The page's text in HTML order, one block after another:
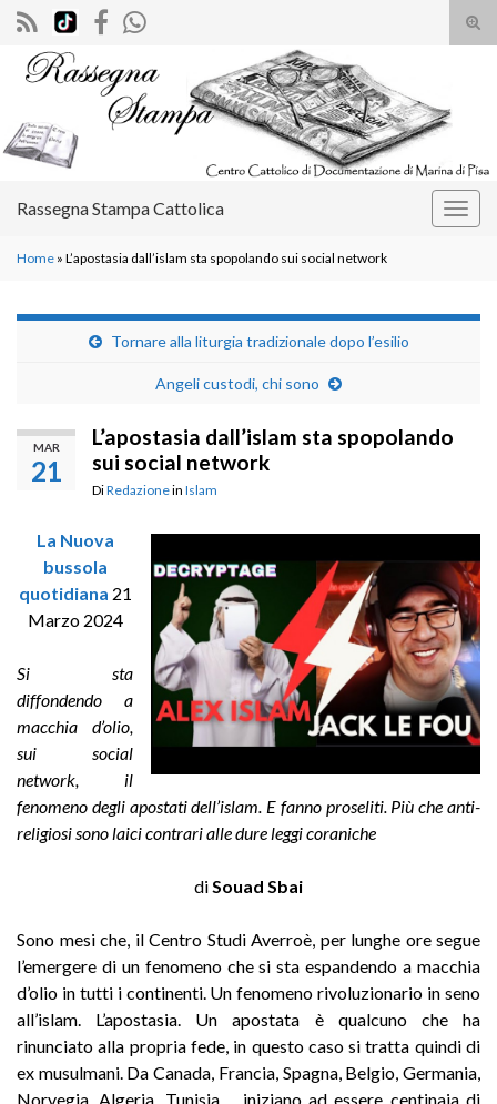
il
Search for:
Rassegna Stampa Cattolica
Home » L’apostasia dall’islam sta spopolando sui social network
Tornare alla liturgia tradizionale dopo l’esilio
Angeli custodi, chi sono
MAR
21
L’apostasia dall’islam sta spopolando
sui social network
DiRedazionein Islam
La Nuova
bussola
quotidiana 21
Marzo 2024
Si sta
diffondendo a
macchia d’olio,
sui social
network, il
fenomeno degli apostati dell’islam. E fanno proseliti. Più che anti-
religiosi sono laici contrari alle dure leggi coraniche
di Souad Sbai
Sono mesi che, il Centro Studi Averroè, per lunghe ore segue
l’emergere di un fenomeno che si sta espandendo a macchia
d’olio in tutti i continenti. Un fenomeno rivoluzionario in seno
all’islam. L’apostasia. Un apostata è qualcuno che ha
rinunciato alla propria fede, in questo caso si tratta quindi di
ex musulmani. Da Canada, Francia, Spagna, Belgio, Germania,
Norvegia, Algeria, Tunisia…, iniziano ad essere centinaia di